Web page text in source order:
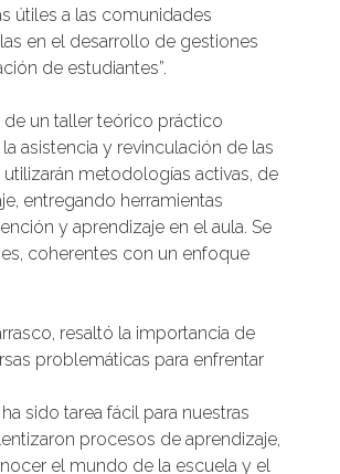
útiles a las comunidades
en el desarrollo de gestiones
de estudiantes”.
de un taller teórico práctico
asistencia y revinculación de las
metodologías activas, de
entregando herramientas
y aprendizaje en el aula. Se
coherentes con un enfoque
resaltó la importancia de
problemáticas para enfrentar
sido tarea fácil para nuestras
procesos de aprendizaje,
el mundo de la escuela y el